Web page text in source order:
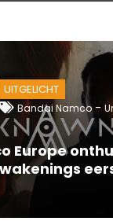
UITGELICHT
Bandai Namco-
Europe